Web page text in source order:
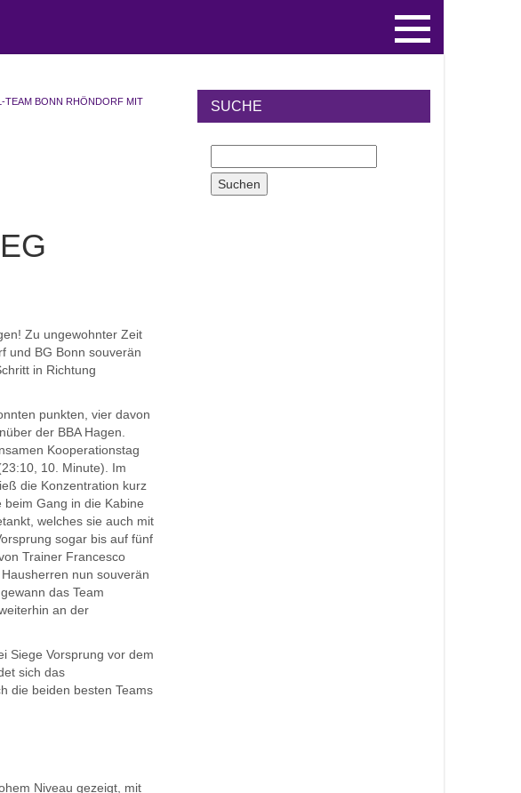
TEAM BONN RHÖNDORF MIT
Zu ungewohnter Zeit
und BG Bonn souverän
in Richtung
punkten, vier davon
der BBA Hagen.
Kooperationstag
10. Minute). Im
die Konzentration kurz
Gang in die Kabine
welches sie auch mit
sogar bis auf fünf
Trainer Francesco
nun souverän
das Team
an der
Siege Vorsprung vor dem
sich das
die beiden besten Teams
Niveau gezeigt, mit
SUCHE